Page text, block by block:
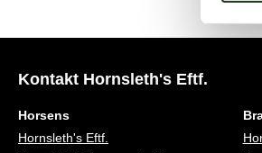
Kontakt Hornsleth's Eftf.
Horsens
Hornsleth's Eftf.